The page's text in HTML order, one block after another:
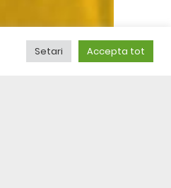
Setari Accepta tot